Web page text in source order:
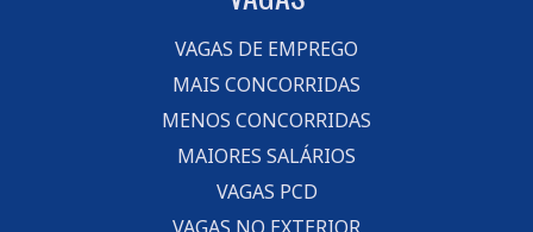
VAGAS DE EMPREGO
MAIS CONCORRIDAS
MENOS CONCORRIDAS
MAIORES SALÁRIOS
VAGAS PCD